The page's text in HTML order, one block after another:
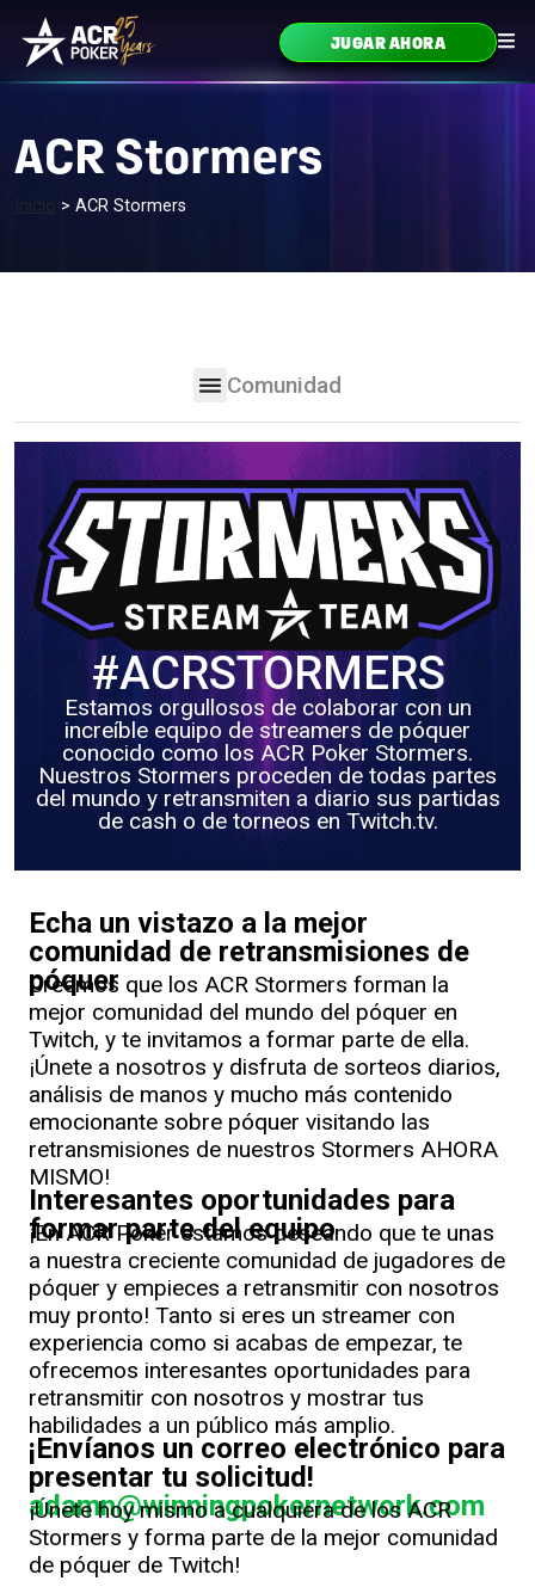
Ir al contenido
Navegación principalJUGAR AHORA
ACR Stormers
> ACR Stormers
#ACRSTORMERS
Estamos orgullosos de colaborar con un
increíble equipo de streamers de póquer
conocido como los ACR Poker Stormers.
Nuestros Stormers proceden de todas partes
del mundo y retransmiten a diario sus partidas
de cash o de torneos en Twitch.tv.
Echa un vistazo a la mejor
comunidad de retransmisiones de
póquer
Creemos que los ACR Stormers forman la
mejor comunidad del mundo del póquer en
Twitch, y te invitamos a formar parte de ella.
¡Únete a nosotros y disfruta de sorteos diarios,
análisis de manos y mucho más contenido
emocionante sobre póquer visitando las
retransmisiones de nuestros Stormers AHORA
MISMO!
Interesantes oportunidades para
formar parte del equipo
¡En ACR Poker estamos deseando que te unas
a nuestra creciente comunidad de jugadores de
póquer y empieces a retransmitir con nosotros
muy pronto! Tanto si eres un streamer con
experiencia como si acabas de empezar, te
ofrecemos interesantes oportunidades para
retransmitir con nosotros y mostrar tus
habilidades a un público más amplio.
¡Envíanos un correo electrónico para
presentar tu solicitud!
adamn@winningpokernetwork.com
¡Únete hoy mismo a cualquiera de los ACR
Stormers y forma parte de la mejor comunidad
de póquer de Twitch!
Comunidad